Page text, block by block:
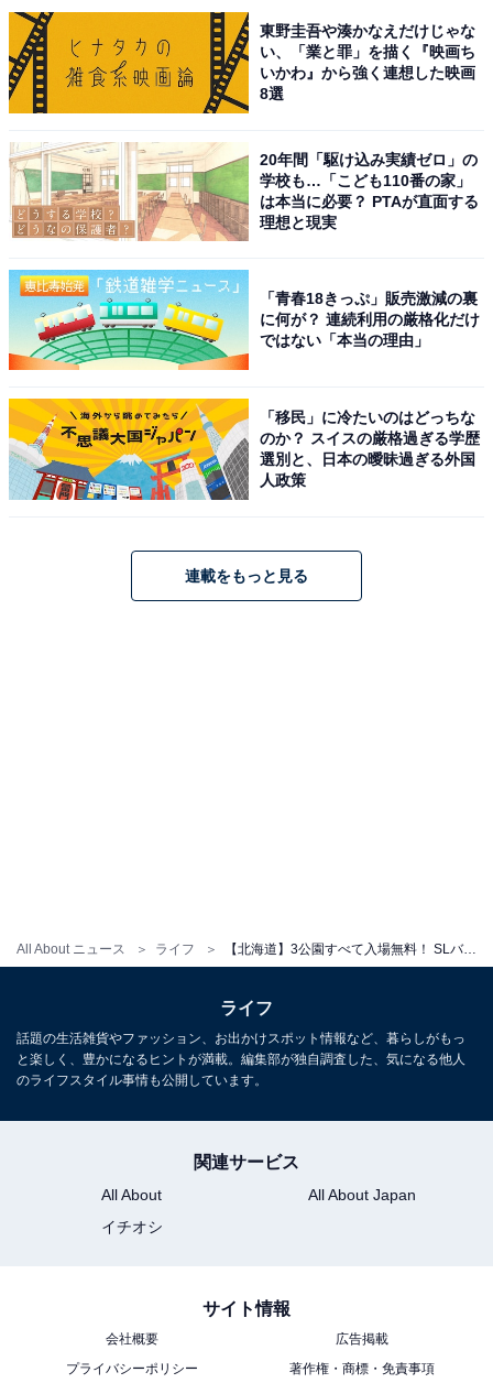
All About ニュース ライフ 【北海道】3公園すべて入場無料！ ​​​​​​​SLバス、馬車体験、芸術公園も…1日楽しめる大型公園3選
札幌市東区丘珠にある「さとらんど（サッポロさとらん
ど）」は、「人と農業・自然とのふれあい」・「都市と
農業の共存」をコンセプトに整備された札幌市農業体験
1,800台以上）ともに無料で、夏期（4月25日〜11月3
日）は無休。
ルといった乗り物体験から、馬車・引き馬・えさやり体
験・ふわふわドーム・木製アスレチック・キッズコーナ
ーなど子どもが1日楽しめる施設が充実しています。
野菜収穫体験（きゅうり・トマト等）・手づくり加工体
験（バター・ソーセージ等・有料）・丘珠縄文遺跡体験
学習館（火おこし・土器パズル）など学びの体験も豊
富。BBQが楽しめる炊事広場、新鮮野菜が買えるさとら
在は「大恐竜パークinさとらんど」（ダイナソーアドベ
ンチャーツアー）が開催中で、アドベンチャーで動く恐
所在地：北海道札幌市東区丘珠町584-2
車：札幌中心部より、創成川通（石狩街道）、環状通を
経由し、札幌当別線（伏古拓北通）を当別方面に進んで
約30分。
電話番号：011-787-0223
料金
入場無料・駐車場無料（1,800台以上）
乗り物（SLバス・馬車・5インチ鉄道等）・手づくり体
験・収穫体験等：別途有料（詳細は公式サイトでご確認
【北海道】入場無料も！ 滝と遊具の国営公園
や87haの運動公園……1日楽しめる大型公園
東野圭吾や湊かなえだけじゃな
い、「業と罪」を描く『映画ち
いかわ』から強く連想した映画
8選
20年間「駆け込み実績ゼロ」の
学校も…「こども110番の家」
は本当に必要？ PTAが直面する
理想と現実
「青春18きっぷ」販売激減の裏
に何が？ 連続利用の厳格化だけ
ではない「本当の理由」
「移民」に冷たいのはどっちな
のか？ スイスの厳格過ぎる学歴
選別と、日本の曖昧過ぎる外国
人政策
連載をもっと見る
ライフ
話題の生活雑貨やファッション、お出かけスポット情報など、暮らしがもっ
と楽しく、豊かになるヒントが満載。編集部が独自調査した、気になる他人
のライフスタイル事情も公開しています。
関連サービス
All About
All About Japan
イチオシ
サイト情報
会社概要
広告掲載
プライバシーポリシー
著作権・商標・免責事項